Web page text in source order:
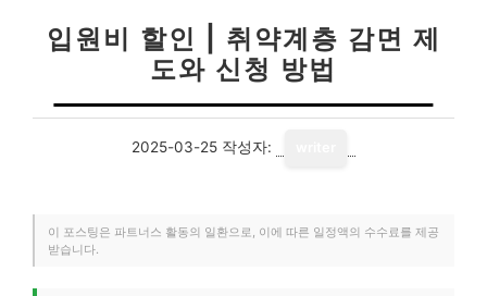
입원비 할인 | 취약계층 감면 제
도와 신청 방법
2025-03-25 작성자:
이 포스팅은 파트너스 활동의 일환으로, 이에 따른 일정액의 수수료를 제공
받습니다.